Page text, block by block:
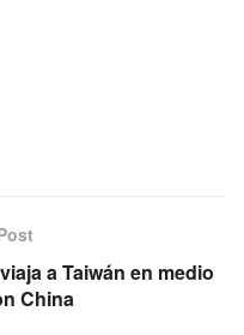
a Taiwán en medio
China